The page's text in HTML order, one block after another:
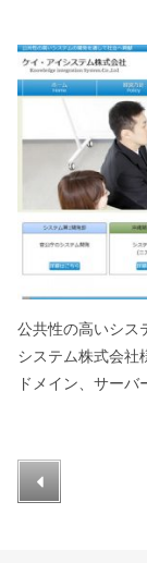
公共性の高いシス
システム株式会社
ドメイン、サーバ